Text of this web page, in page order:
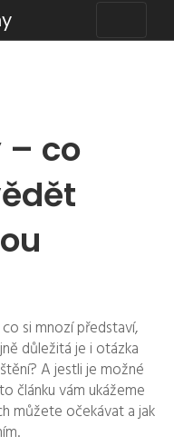
– co
co si mnozí představí,
důležitá je i otázka
A jestli je možné
článku vám ukážeme
můžete očekávat a jak